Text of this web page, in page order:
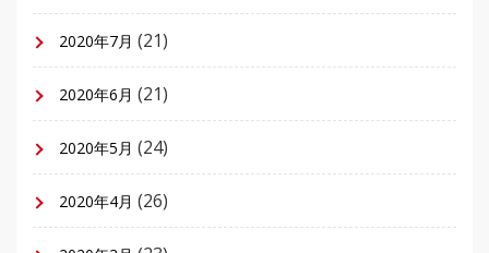
2020年7月 (21)
2020年6月 (21)
2020年5月 (24)
2020年4月 (26)